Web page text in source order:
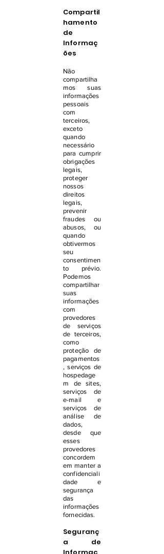
Compartil
hamento
de
Informaç
ões
Não
compartilha
mos suas
informações
pessoais
com
terceiros,
exceto
quando
necessário
para cumprir
obrigações
legais,
proteger
nossos
direitos
legais,
prevenir
fraudes ou
abusos, ou
quando
obtivermos
seu
consentimen
to prévio.
Podemos
compartilhar
suas
informações
com
provedores
de serviços
de terceiros,
como
proteção de
pagamentos
, serviços de
hospedage
m de sites,
serviços de
e-mail e
serviços de
análise de
dados,
desde que
esses
provedores
concordem
em manter a
confidenciali
dade e
segurança
das
informações
fornecidas.
Seguranç
a de